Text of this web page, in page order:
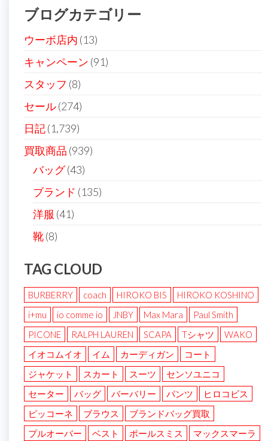
ブログカテゴリー
ウーボ店内 (13)
キャンペーン (91)
スタッフ (8)
セール(274)
日記(1,739)
買取商品 (939)
バッグ(43)
ブランド (135)
洋服 (41)
靴(8)
TAG CLOUD
BURBERRY coach HIROKO BIS
HIROKO KOSHINO
i+mu
io comme io JNBY Max Mara
Paul Smith
PICONE
RALPH LAUREN SCAPA Tシャツ
WAKO
イオコムイオ
イム カーディガン
コート
ジャケット
スカート スーツ
センソユニコ
セーター
バッグ バーバリー パンツ
ヒロコビス
ピッコーネ
ブラウス
ブランドバッグ買取
プルオーバー
ベスト ポールスミス マックスマーラ